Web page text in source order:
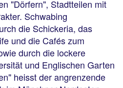
"Dörfern", Stadtteilen mit
Schwabing
die Schickeria, das
und die Cafés zum
durch die lockere
und Englischen Garten
heisst der angrenzende